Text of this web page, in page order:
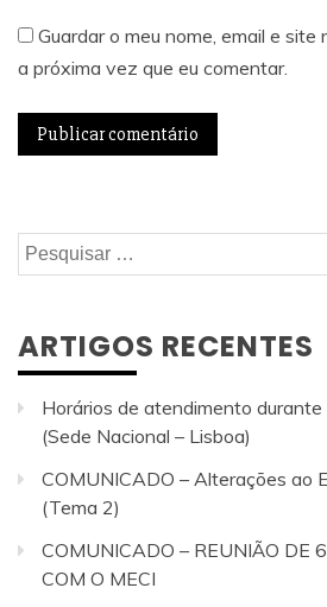
Guardar o meu nome, email e
a próxima vez que eu comentar.
Pesquisar
por:
ARTIGOS RECENTES
Horários de atendimento
(Sede Nacional – Lisboa)
COMUNICADO – Alterações ao
(Tema 2)
COMUNICADO – REUNIÃO DE
COM O MECI